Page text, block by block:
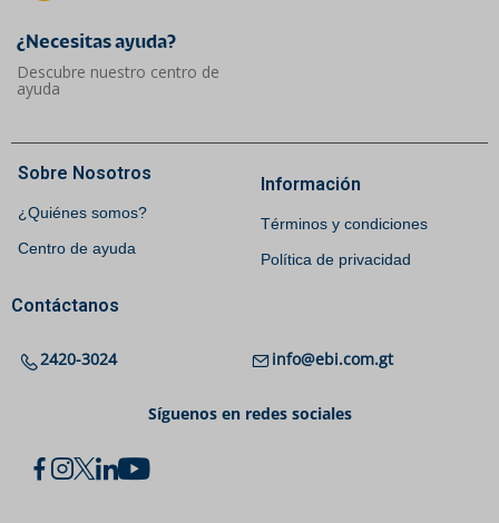
¿Necesitas ayuda?​
Descubre nuestro centro de
ayuda
Sobre Nosotros
¿Quiénes somos?
Centro de ayuda
Información
Términos y condiciones
Política de privacidad
Contáctanos
2420-3024 info@ebi.com.gt
Síguenos en redes sociales